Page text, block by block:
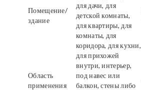
Помещение/
здание
для дачи, для
детской комнаты,
для квартиры, для
комнаты, для
коридора, для кухни,
для прихожей
Область
применения
внутри, интерьер,
под навес или
балкон, стены либо